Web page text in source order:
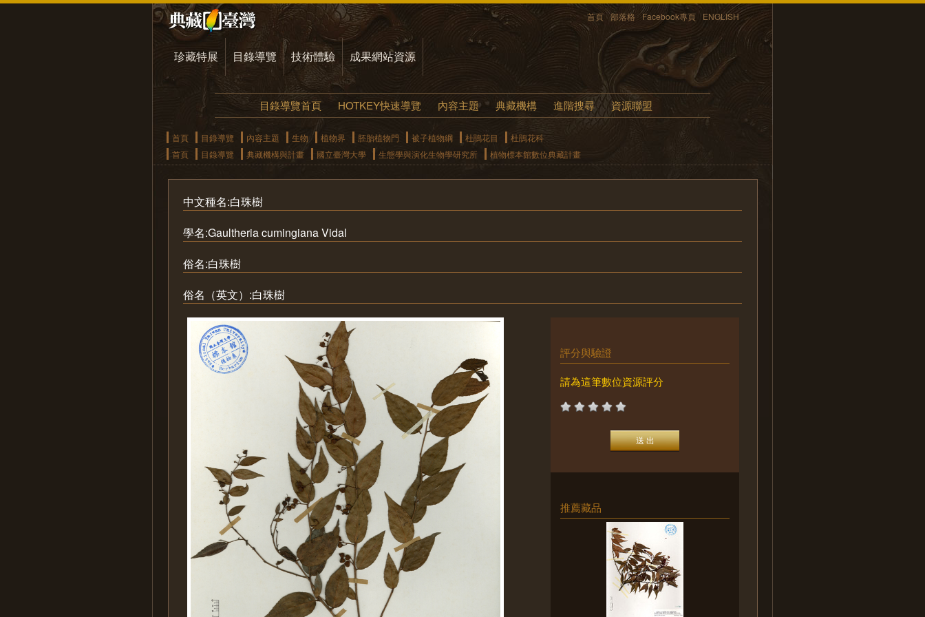
首頁 部落格 Facebook專頁 ENGLISH
珍藏特展 目錄導覽 技術體驗 成果網站資源
目錄導覽首頁 HOTKEY快速導覽 內容主題 典藏機構 進階搜尋 資源聯盟
首頁 目錄導覽 內容主題 生物 植物界 胚胎植物門 被子植物綱 杜鵑花目
杜鵑花科
首頁
目錄導覽 典藏機構與計畫 國立臺灣大學 生態學與演化生物學研究所 植物標本館數位典藏計畫
中文種名:白珠樹
學名:Gaultheria cumingiana Vidal
俗名:白珠樹
俗名（英文）:白珠樹
評分與驗證
請為這筆數位資源評分
推薦藏品